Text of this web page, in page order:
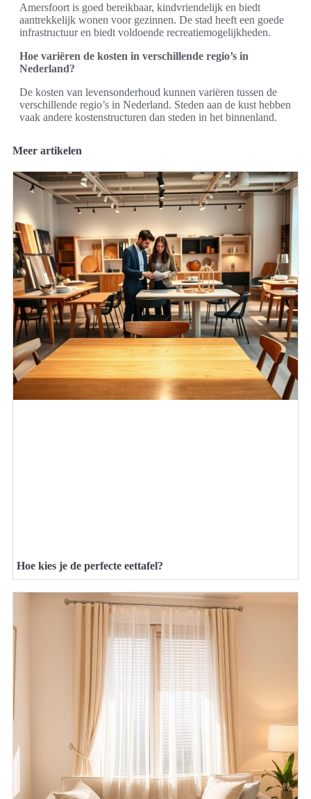
Amersfoort is goed bereikbaar, kindvriendelijk en biedt
aantrekkelijk wonen voor gezinnen. De stad heeft een goede
infrastructuur en biedt voldoende recreatiemogelijkheden.
Hoe variëren de kosten in verschillende regio’s in
Nederland?
De kosten van levensonderhoud kunnen variëren tussen de
verschillende regio’s in Nederland. Steden aan de kust hebben
vaak andere kostenstructuren dan steden in het binnenland.
Meer artikelen
Hoe kies je de perfecte eettafel?